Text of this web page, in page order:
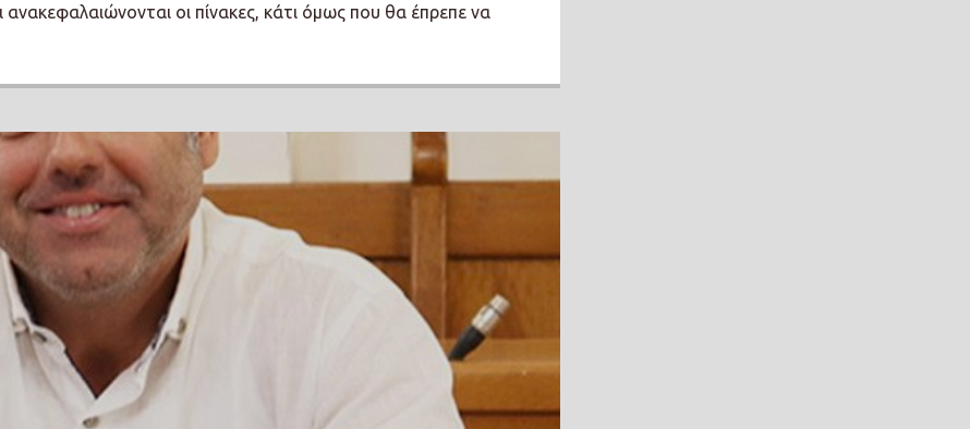
ανακεφαλαιώνονται οι πίνακες, κάτι όμως που θα έπρεπε να